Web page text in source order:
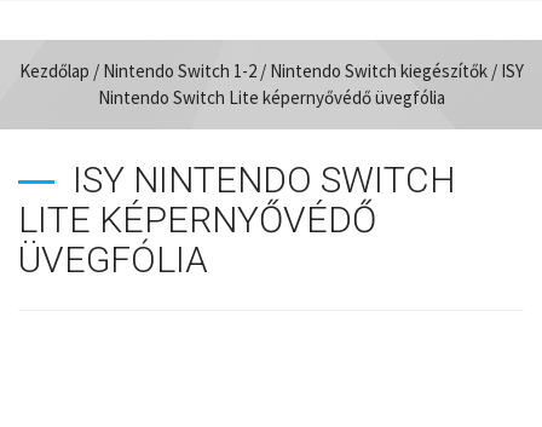
Kezdőlap / Nintendo Switch 1-2/ Nintendo Switch kiegészítők/ ISY
Nintendo Switch Lite képernyővédő üvegfólia
ISY NINTENDO SWITCH
LITE KÉPERNYŐVÉDŐ
ÜVEGFÓLIA